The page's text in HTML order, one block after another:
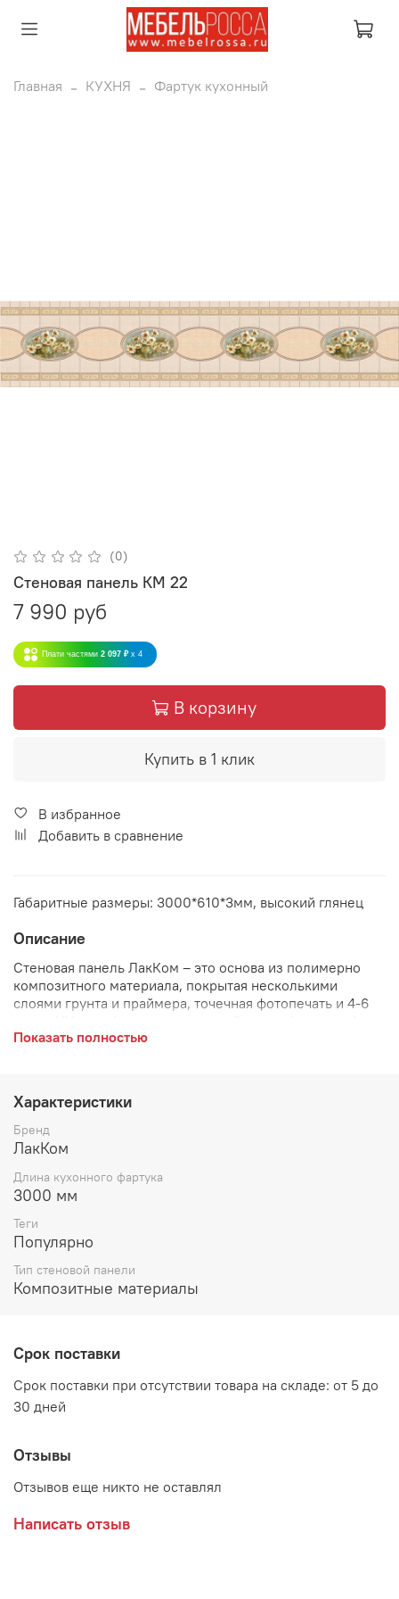
Главная КУХНЯ Фартук кухонный
(0)
Стеновая панель КМ 22
7 990 руб
Плати частями 2 097 ₽ x 4
В корзину
Купить в 1 клик
В избранное
Добавить в сравнение
Габаритные размеры: 3000*610*3мм, высокий глянец
Описание
Стеновая панель ЛакКом – это основа из полимерно
композитного материала, покрытая несколькими
слоями грунта и праймера, точечная фотопечать и 4-6
визуальный эффект 3D;
высокая устойчивость к царапинам и истиранию;
устойчивость к высоким температурам;
устойчивость к воздействию химических и чистящих
веществ;
экологичность (класс эмиссии формальдегидов Е1)
Технические характеристики:
ширина 610 мм
толщина 3 мм
Внимание: Стеновая панель используется с планками 3
Показать полностью
Характеристики
Бренд
ЛакКом
Длина кухонного фартука
3000 мм
Теги
Популярно
Тип стеновой панели
Композитные материалы
Срок поставки
Срок поставки при отсутствии товара на складе: от 5 до
30 дней
Отзывы
Отзывов еще никто не оставлял
Написать отзыв